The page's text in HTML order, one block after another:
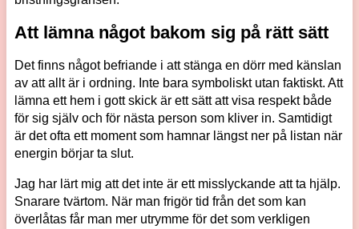
Att lämna något bakom sig på rätt sätt
Det finns något befriande i att stänga en dörr med känslan
av att allt är i ordning. Inte bara symboliskt utan faktiskt. Att
lämna ett hem i gott skick är ett sätt att visa respekt både
för sig själv och för nästa person som kliver in. Samtidigt
är det ofta ett moment som hamnar längst ner på listan när
energin börjar ta slut.
Jag har lärt mig att det inte är ett misslyckande att ta hjälp.
Snarare tvärtom. När man frigör tid från det som kan
överlåtas får man mer utrymme för det som verkligen